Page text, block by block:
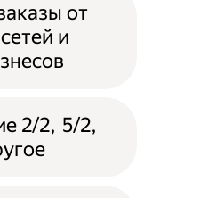
от
и
2/2, 5/2,